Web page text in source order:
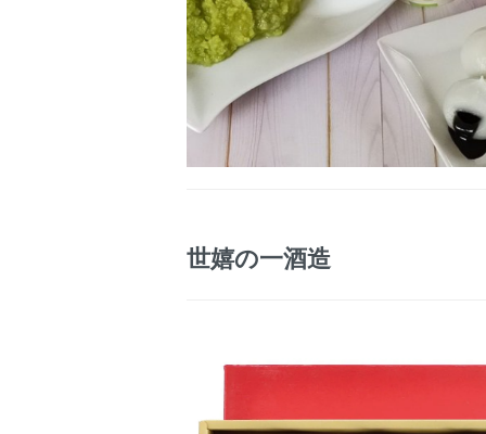
世嬉の一酒造